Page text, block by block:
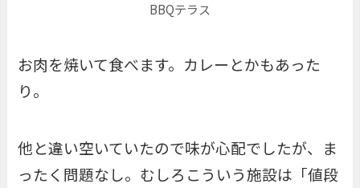
BBQテラス
お肉を焼いて食べます。カレーとかもあった
り。
他と違い空いていたので味が心配でしたが、ま
ったく問題なし。むしろこういう施設は「値段